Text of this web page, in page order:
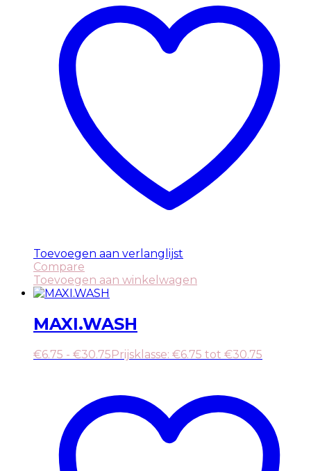
Toevoegen aan verlanglijst
Compare
Toevoegen aan winkelwagen
MAXI.WASH
€6.75 - €30.75Prijsklasse: €6.75 tot €30.75